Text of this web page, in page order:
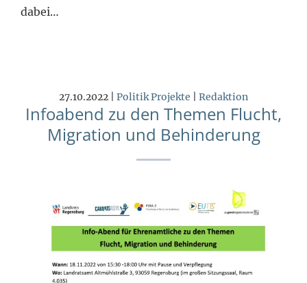
dabei…
27.10.2022 | PolitikProjekte Redaktion
Infoabend zu den Themen Flucht,
Migration und Behinderung